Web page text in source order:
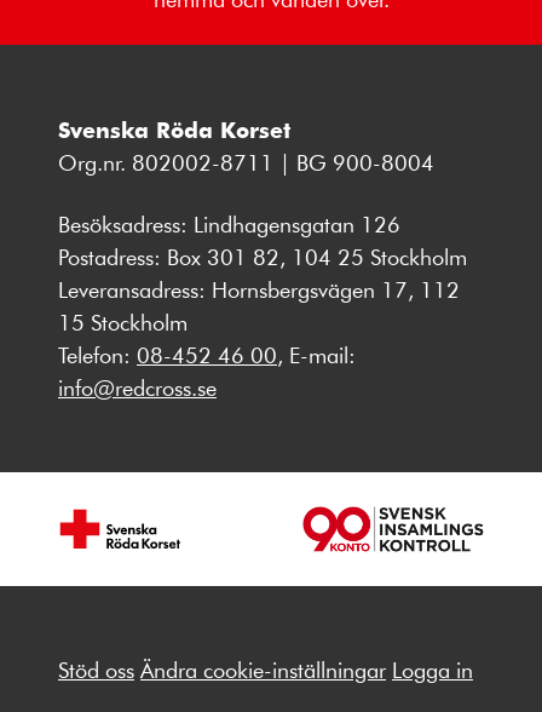
Svenska Röda Korset
Org.nr. 802002-8711 | BG 900-8004
Besöksadress: Lindhagensgatan 126
Postadress: Box 301 82, 104 25 Stockholm
Leveransadress: Hornsbergsvägen 17, 112
15 Stockholm
Telefon: 08-452 46 00, E-mail:
info@redcross.se
Stöd oss Ändra cookie-inställningar Logga in